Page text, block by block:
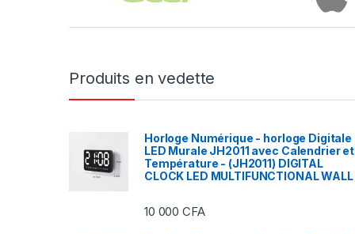
Produits en vedette
Horloge Numérique - horloge Digitale
LED Murale JH2011 avec Calendrier et
Température - (JH2011) DIGITAL
CLOCK LED MULTIFUNCTIONAL WALL
10 000CFA